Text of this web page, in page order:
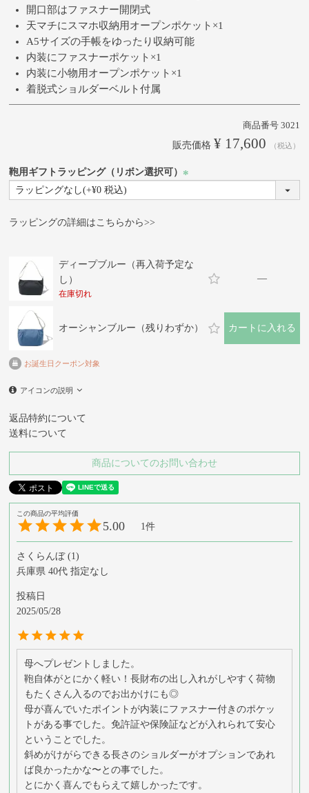
開口部はファスナー開閉式
天マチにスマホ収納用オープンポケット×1
A5サイズの手帳をゆったり収納可能
内装にファスナーポケット×1
内装に小物用オープンポケット×1
着脱式ショルダーベルト付属
商品番号 3021
販売価格 ¥ 17,600 税込
鞄用ギフトラッピング（リボン選択可）
ラッピングの詳細はこちらから>>
ディープブルー（再入荷予定な
し）
在庫切れ
—
オーシャンブルー（残りわずか） カートに入れる
お誕生日クーポン対象
アイコンの説明
返品特約について
送料について
商品についてのお問い合わせ
5.00 1
さくらんぼ
1
兵庫県 40代 指定なし
投稿日
2025/05/28
母へプレゼントしました。
鞄自体がとにかく軽い！長財布の出し入れがしやすく荷物
もたくさん入るのでお出かけにも◎
母が喜んでいたポイントが内装にファスナー付きのポケッ
トがある事でした。免許証や保険証などが入れられて安心
ということでした。
斜めがけがらできる長さのショルダーがオプションであれ
ば良かったかな〜との事でした。
とにかく喜んでもらえて嬉しかったです。